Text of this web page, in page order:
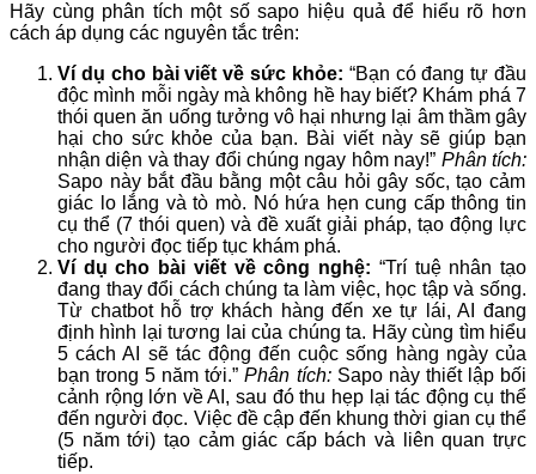
Hãy cùng phân tích một số sapo hiệu quả để hiểu rõ hơn
cách áp dụng các nguyên tắc trên:
Ví dụ cho bài viết về sức khỏe: “Bạn có đang tự đầu
độc mình mỗi ngày mà không hề hay biết? Khám phá 7
thói quen ăn uống tưởng vô hại nhưng lại âm thầm gây
hại cho sức khỏe của bạn. Bài viết này sẽ giúp bạn
nhận diện và thay đổi chúng ngay hôm nay!” Phân tích:
Sapo này bắt đầu bằng một câu hỏi gây sốc, tạo cảm
giác lo lắng và tò mò. Nó hứa hẹn cung cấp thông tin
cụ thể (7 thói quen) và đề xuất giải pháp, tạo động lực
cho người đọc tiếp tục khám phá.
Ví dụ cho bài viết về công nghệ: “Trí tuệ nhân tạo
đang thay đổi cách chúng ta làm việc, học tập và sống.
Từ chatbot hỗ trợ khách hàng đến xe tự lái, AI đang
định hình lại tương lai của chúng ta. Hãy cùng tìm hiểu
5 cách AI sẽ tác động đến cuộc sống hàng ngày của
bạn trong 5 năm tới.”Phân tích:Sapo này thiết lập bối
cảnh rộng lớn về AI, sau đó thu hẹp lại tác động cụ thể
đến người đọc. Việc đề cập đến khung thời gian cụ thể
(5 năm tới) tạo cảm giác cấp bách và liên quan trực
tiếp.